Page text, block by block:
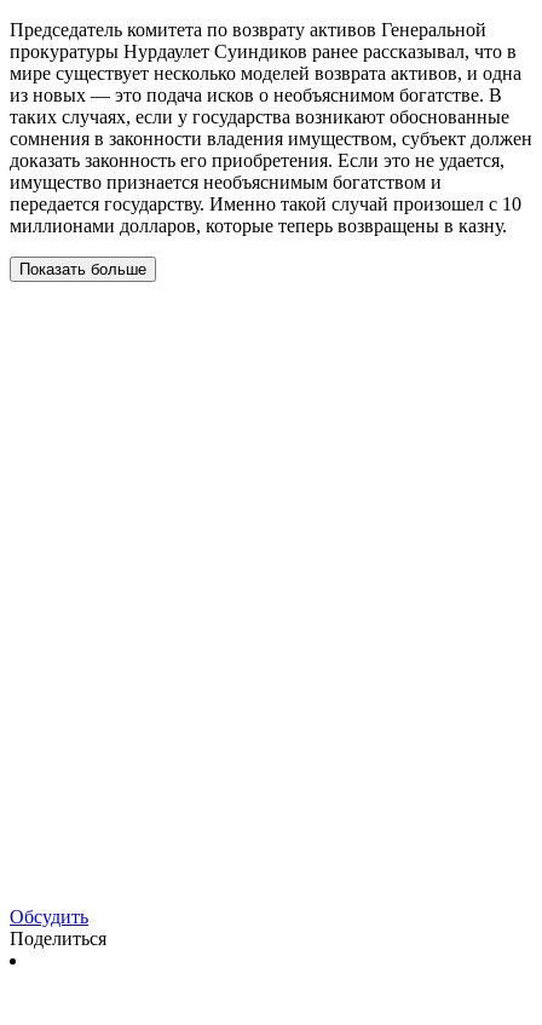
Председатель комитета по возврату активов Генеральной
прокуратуры Нурдаулет Суиндиков ранее рассказывал, что в
мире существует несколько моделей возврата активов, и одна
из новых — это подача исков о необъяснимом богатстве. В
таких случаях, если у государства возникают обоснованные
сомнения в законности владения имуществом, субъект должен
доказать законность его приобретения. Если это не удается,
имущество признается необъяснимым богатством и
передается государству. Именно такой случай произошел с 10
миллионами долларов, которые теперь возвращены в казну.
Показать больше
Обсудить
Поделиться